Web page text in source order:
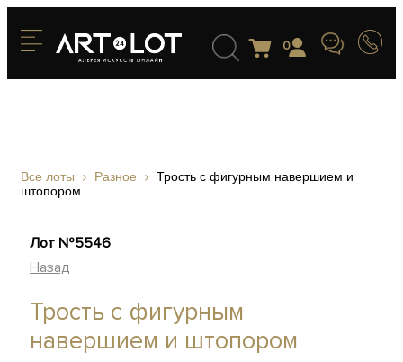
0
Все лоты Разное
Трость с фигурным навершием и
штопором
Лот №5546
Назад
Трость с фигурным
навершием и штопором